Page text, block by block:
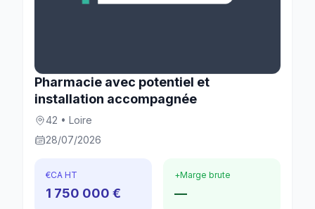
Pharmacie avec potentiel et
installation accompagnée
42 • Loire
28/07/2026
€CA HT
1 750 000 €
+Marge brute
—